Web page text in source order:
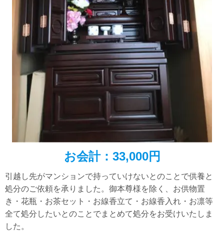
お会計：33,000円
引越し先がマンションで持っていけないとのことで供養と
処分のご依頼を承りました。御本尊様を除く、お供物置
き・花瓶・お茶セット・お線香立て・お線香入れ・お凛等
全て処分したいとのことでまとめて処分をお受けいたしま
した。